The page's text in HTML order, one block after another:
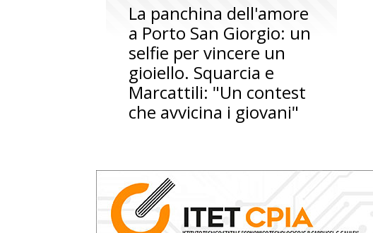
La panchina dell'amore
a Porto San Giorgio: un
selfie per vincere un
gioiello. Squarcia e
Marcattili: "Un contest
che avvicina i giovani"